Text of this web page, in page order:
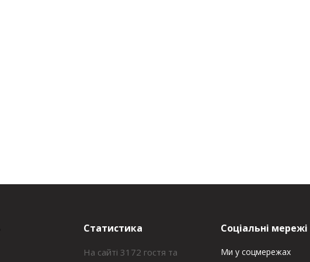
Статистика
На сайті 3172 гостя та
Соціальні мережі
Ми у соцмережах